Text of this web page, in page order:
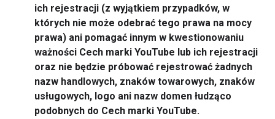
ich rejestracji (z wyjątkiem przypadków, w
których nie może odebrać tego prawa na mocy
prawa) ani pomagać innym w kwestionowaniu
ważności Cech marki YouTube lub ich rejestracji
oraz nie będzie próbować rejestrować żadnych
nazw handlowych, znaków towarowych, znaków
usługowych, logo ani nazw domen łudząco
podobnych do Cech marki YouTube.